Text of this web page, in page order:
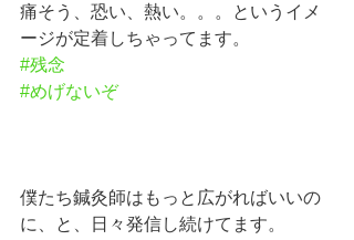
痛そう、恐い、熱い。。。というイメ
ージが定着しちゃってます。
#残念
#めげないぞ
僕たち鍼灸師はもっと広がればいいの
に、と、日々発信し続けてます。